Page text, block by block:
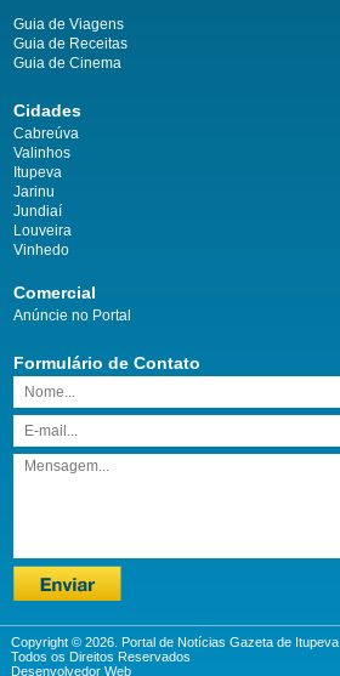
Guia de Viagens
Guia de Receitas
Guia de Cinema
Cidades
Cabreúva
Valinhos
Itupeva
Jarinu
Jundiaí
Louveira
Vinhedo
Comercial
Anúncie no Portal
Formulário de Contato
Copyright © 2026. Portal de Notícias Gazeta de Itupeva.
Todos os Direitos Reservados
Desenvolvedor Web